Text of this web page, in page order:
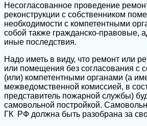
Несогласованное проведение
реконструкции с собственником
необходимости с компетентными
собой также гражданско-правовые,
иные последствия.
Надо иметь в виду, что ремонт или
или помещения без согласования с
(или) компетентными органами (а
межведомственной комиссией, в
представитель пожарной службы)
самовольной постройкой.
ГК РФ должна быть разобрана за